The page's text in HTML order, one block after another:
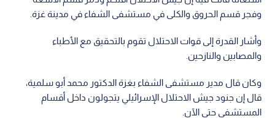
وفجر قسم الحروق والكلى في مستشفى الشفاء في مدينة غزة.
وأشار القدرة إلى قوات الاحتلال تقوم بالتحقيق مع الأطباء
والمصابين والنازحين.
وكان قال مدير مستشفى الشفاء بغزة الدكتور محمد أبو سلمية،
قال إن جنود جيش الاحتلال الإسرائيلي يتجولون داخل أقسام
المستشفى حتى الآن.